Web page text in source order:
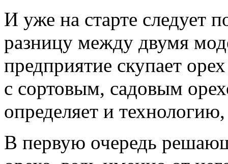
И уже на старте следует
разницу между двумя
предприятие скупает
с сортовым, садовым
определяет и
В первую очередь